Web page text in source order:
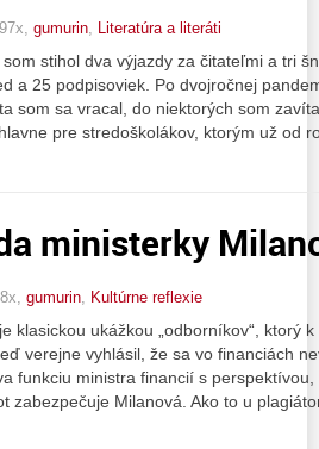
gumurin, Literatúra a literáti
stihol dva výjazdy za čitateľmi a tri
a 25 podpisoviek. Po dvojročnej
som sa vracal, do niektorých som
pre stredoškolákov, ktorým už od
ministerky
gumurin Kultúrne reflexie
klasickou ukážkou „odborníkov“, ktorý
verejne vyhlásil, že sa vo financiách
funkciu ministra financií s
zabezpečuje Milanová. Ako to u